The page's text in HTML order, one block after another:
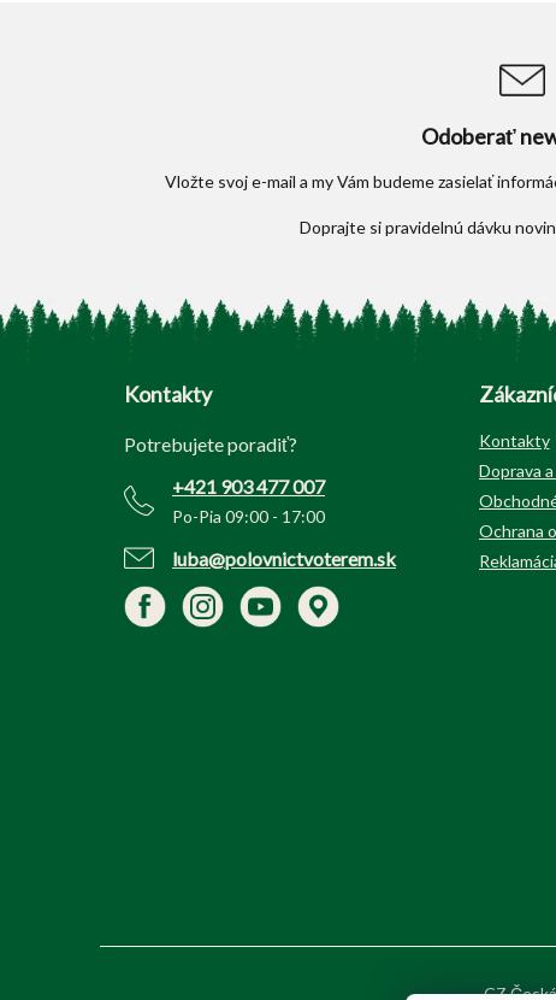
Odoberať
Vložte svoj e-mail a my Vám budeme zasielať
Z
Kontakty
Potrebujete poradiť?
+421 903 477 007
Po-Pia 09:00 - 17:00
luba@polovnictvoterem.sk
Kontakty
Doprava
Ochrana
CZ